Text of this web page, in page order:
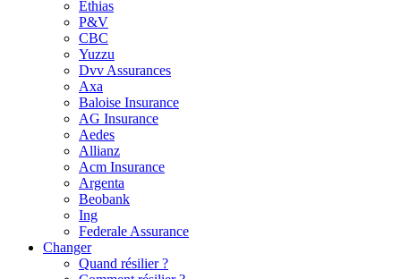
Ethias
P&V
CBC
Yuzzu
Dvv Assurances
Axa
Baloise Insurance
AG Insurance
Aedes
Allianz
Acm Insurance
Argenta
Beobank
Ing
Federale Assurance
Changer
Quand résilier ?